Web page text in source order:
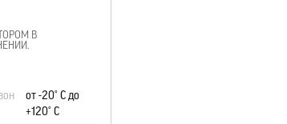
В
от -20° C до
+120° C